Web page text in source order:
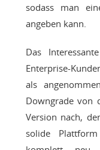
sodass man
angeben kann.
Das
Enterprise-
als
Downgrade von
Version nach,
solide